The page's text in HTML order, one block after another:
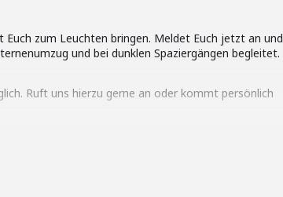
zum Leuchten bringen. Meldet Euch jetzt an und
und bei dunklen Spaziergängen begleitet.
Ruft uns hierzu gerne an oder kommt persönlich
€ fällig.